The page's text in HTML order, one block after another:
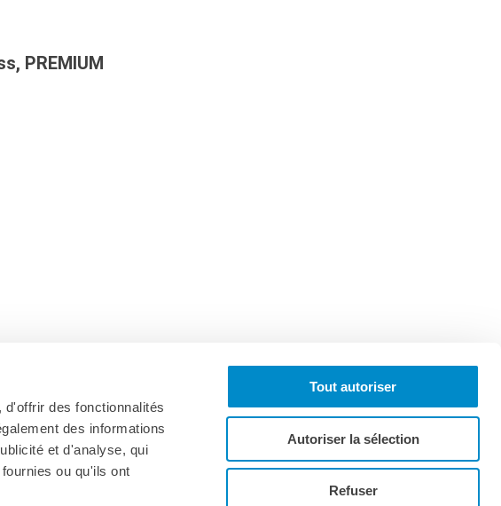
des fonctionnalités
des informations
et d'analyse, qui
ou qu'ils ont
Tout autoriser
Autoriser la sélection
Refuser
PREMIUM
Abonnez-vous à la lettre d'informations